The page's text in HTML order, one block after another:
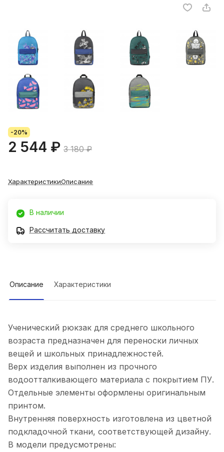
-20%
2 544 ₽ 3 180 ₽
ХарактеристикиОписание
В наличии
Рассчитать доставку
Описание Характеристики
Ученический рюкзак для среднего школьного
возраста предназначен для переноски личных
вещей и школьных принадлежностей.
Верх изделия выполнен из прочного
водоотталкивающего материала с покрытием ПУ.
Отдельные элементы оформлены оригинальным
принтом.
Внутренняя поверхность изготовлена из цветной
подкладочной ткани, соответствующей дизайну.
В модели предусмотрены: